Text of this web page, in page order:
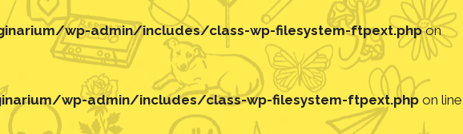
wp-admin/includes/class-wp-filesystem-ftpext.phpon
wp-admin/includes/class-wp-filesystem-ftpext.phpon line